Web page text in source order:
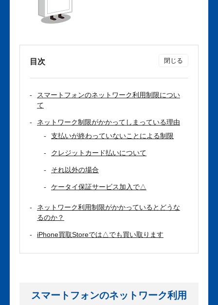
目次
スマートフォンのネットワーク利用制限につい
て
ネットワーク制限がかかってしまっている理由
支払いが終わっていないことによる制限
クレジットカード払いについて
それ以外の場合
ケータイ保証サービス加入で△
ネットワーク利用制限がかかっているとどうな
るのか？
iPhone買取Storeでは△でも買い取ります
スマートフォンのネットワーク利用